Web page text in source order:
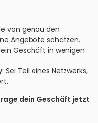
von genau den
Angebote schätzen.
Geschäft in wenigen
: Sei Teil eines Netzwerks,
dein Geschäft jetzt